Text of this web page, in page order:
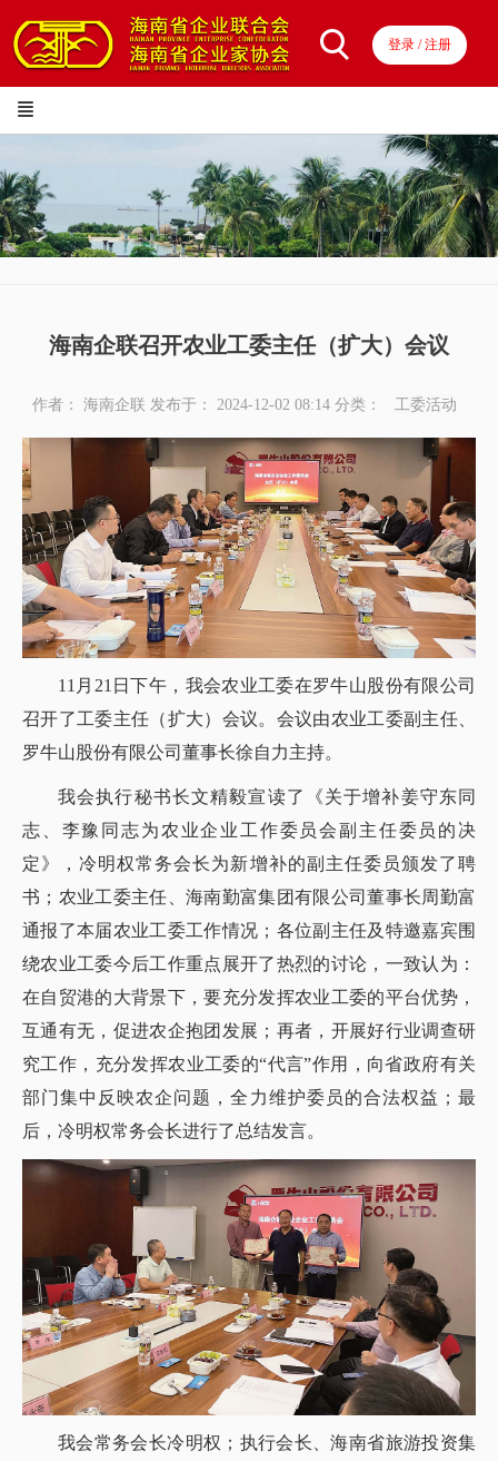
登录 / 注册
海南企联召开农业工委主任（扩大）会议
作者： 海南企联 发布于： 2024-12-02 08:14 分类： 工委活动
11月21日下午，我会农业工委在罗牛山股份有限公司
召开了工委主任（扩大）会议。会议由农业工委副主任、
罗牛山股份有限公司董事长徐自力主持。
我会执行秘书长文精毅宣读了《关于增补姜守东同
志、李豫同志为农业企业工作委员会副主任委员的决
定》，冷明权常务会长为新增补的副主任委员颁发了聘
书；农业工委主任、海南勤富集团有限公司董事长周勤富
通报了本届农业工委工作情况；各位副主任及特邀嘉宾围
绕农业工委今后工作重点展开了热烈的讨论，一致认为：
在自贸港的大背景下，要充分发挥农业工委的平台优势，
互通有无，促进农企抱团发展；再者，开展好行业调查研
究工作，充分发挥农业工委的“代言”作用，向省政府有关
部门集中反映农企问题，全力维护委员的合法权益；最
后，冷明权常务会长进行了总结发言。
我会常务会长冷明权；执行会长、海南省旅游投资集